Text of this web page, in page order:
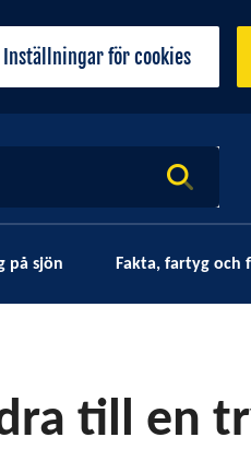
Inställningar för cookies
på sjön Fakta, fartyg och
till en